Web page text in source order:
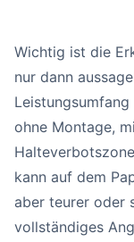
Wichtig ist die
nur dann
ohne Montage,
kann auf dem
aber teurer oder
vollständiges